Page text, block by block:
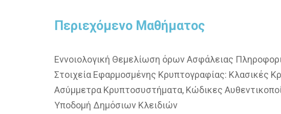
Περιεχόμενο Μαθήματος
Εννοιολογική Θεμελίωση όρων Ασφάλειας
Στοιχεία Εφαρμοσμένης Κρυπτογραφίας: Κλασικές
Ασύμμετρα Κρυπτοσυστήματα, Κώδικες
Υποδομή Δημόσιων Κλειδιών